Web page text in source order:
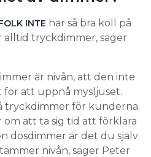
INTE har så bra koll på
alltid tryckdimmer, säger
är nivån, att den inte
att uppnå mysljuset.
tryckdimmer för kunderna.
att ta sig tid att förklara
dosdimmer är det du själv
nivån, säger Peter